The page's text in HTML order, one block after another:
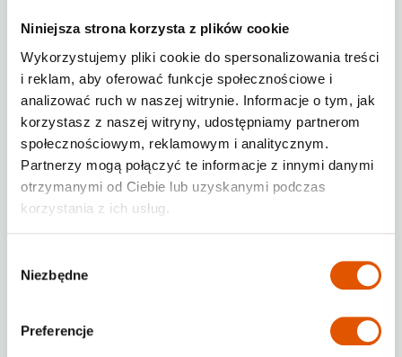
Niniejsza strona korzysta z plików cookie
Wykorzystujemy pliki cookie do spersonalizowania treści
i reklam, aby oferować funkcje społecznościowe i
analizować ruch w naszej witrynie. Informacje o tym, jak
korzystasz z naszej witryny, udostępniamy partnerom
społecznościowym, reklamowym i analitycznym.
Partnerzy mogą połączyć te informacje z innymi danymi
otrzymanymi od Ciebie lub uzyskanymi podczas
korzystania z ich usług.
zgody
Niezbędne
Preferencje
XS S
+48732223355
From1zł/ Month